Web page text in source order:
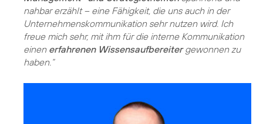
nahbar erzählt – eine Fähigkeit, die uns auch in der
Unternehmenskommunikation sehr nutzen wird. Ich
freue mich sehr, mit ihm für die interne Kommunikation
einen erfahrenen Wissensaufbereitergewonnen zu
haben.“